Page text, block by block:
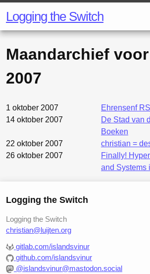
Logging the Switch
Maandarchief voor
2007
1 oktober 2007
Ehrensenf
14 oktober 2007
De Stad van
Boeken
22 oktober 2007
christian =
26 oktober 2007
Finally!
and Systems
Logging the Switch
Logging the Switch
christian@luijten.org
gitlab.com/islandsvinur
github.com/islandsvinur
@islandsvinur@mastodon.social